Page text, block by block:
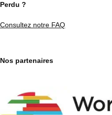
Perdu ?
Consultez notre FAQ
Nos partenaires